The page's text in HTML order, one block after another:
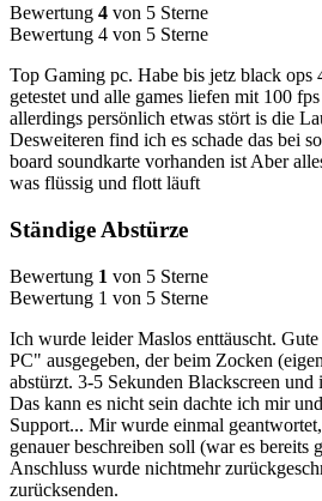
Bewertung 4 von 5 Sterne
Bewertung 4 von 5 Sterne
Top Gaming pc. Habe bis jetz black ops
getestet und alle games liefen mit 100
allerdings persönlich etwas stört is die
Desweiteren find ich es schade das bei
board soundkarte vorhanden ist Aber
was flüssig und flott läuft
Ständige Abstürze
Bewertung 1 von 5 Sterne
Bewertung 1 von 5 Sterne
Ich wurde leider Maslos enttäuscht.
PC" ausgegeben, der beim Zocken
abstürzt. 3-5 Sekunden Blackscreen und
Das kann es nicht sein dachte ich mir
Support... Mir wurde einmal
genauer beschreiben soll (war es bereits
Anschluss wurde nichtmehr
zurücksenden.